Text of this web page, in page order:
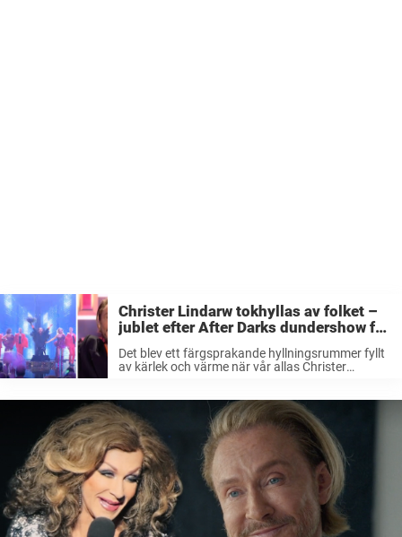
Christer Lindarw tokhyllas av folket –
jublet efter After Darks dundershow för
stjärnan: ”Bäst på hela Mellon”
Det blev ett färgsprakande hyllningsrummer fyllt
av kärlek och värme när vår allas Christer
gruppens super hit ”La dolce vita” ...